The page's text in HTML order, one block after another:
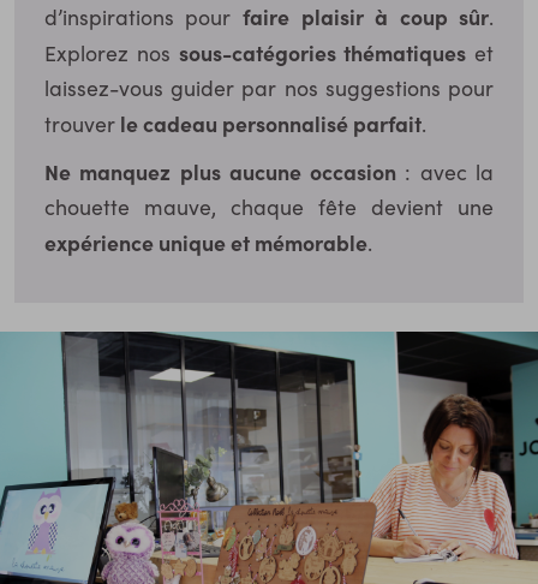
d’inspirations pour faire plaisir à coup sûr.
Explorez nos sous-catégories thématiques et
laissez-vous guider par nos suggestions pour
trouver le cadeau personnalisé parfait.
Ne manquez plus aucune occasion : avec la
chouette mauve, chaque fête devient une
expérience unique et mémorable.